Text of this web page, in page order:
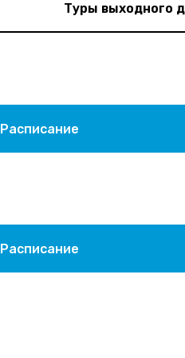
Туры выходного
Расписание
Расписание